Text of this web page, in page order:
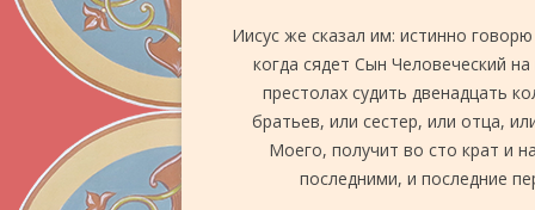
Иисус же сказал им: истинно
когда сядет Сын Человеческий
престолах судить двенадцать
братьев, или сестер, или отца,
Моего, получит во сто крат и
последними, и последние